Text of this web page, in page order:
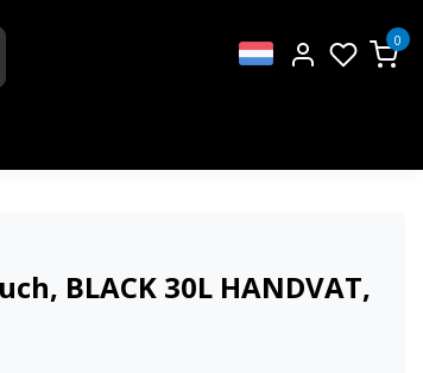
0
BLACK 30L HANDVAT,